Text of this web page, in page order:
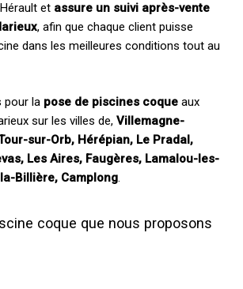
et assure un suivi après-vente
, afin que chaque client puisse
dans les meilleures conditions tout au
pour la pose de piscines coqueaux
sur les villes de, Villemagne-
sur-Orb, Hérépian, Le Pradal,
Les Aires, Faugères, Lamalou-les-
Billière, Camplong.
coque que nous proposons